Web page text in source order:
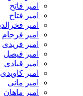
امیر فاتح
امیر فتاح
امیر
امیر فرجام
امیر فریدی
امیر فیصل
امیر قبادی
امیر کاویدی
امیر مانی
امیر ماهان